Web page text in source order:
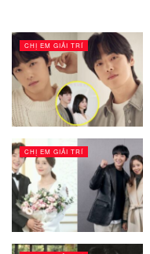
CHỊ EM GIẢI TRÍ
CHỊ EM GIẢI TRÍ